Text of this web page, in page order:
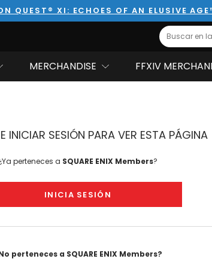
QUEST® XI: ECHOES OF AN ELUSIVE
Search
MERCHANDISE FFXIV
INICIAR SESIÓN PARA VER ESTA PÁGINA
perteneces a SQUARE ENIX Members?
INICIA SESIÓN
perteneces a SQUARE ENIX Members?